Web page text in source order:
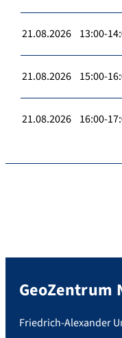
21.08.2026 13:00-
21.08.2026 15:00-
21.08.2026 16:00-
GeoZentrum
Friedrich-Alexander